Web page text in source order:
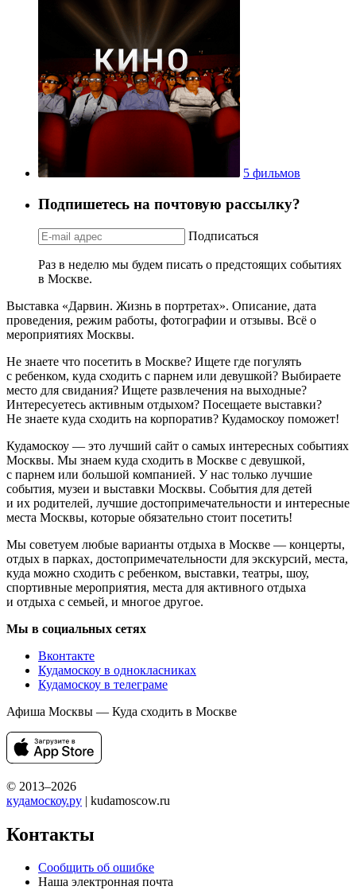
5 фильмов
Подпишетесь на почтовую рассылку?
Подписаться
Раз в неделю мы будем писать о предстоящих событиях
в Москве.
Выставка «Дарвин. Жизнь в портретах». Описание, дата
проведения, режим работы, фотографии и отзывы. Всё о
мероприятиях Москвы.
Не знаете что посетить в Москве? Ищете где погулять
с ребенком, куда сходить с парнем или девушкой? Выбираете
место для свидания? Ищете развлечения на выходные?
Интересуетесь активным отдыхом? Посещаете выставки?
Не знаете куда сходить на корпоратив? Кудамоскоу поможет!
Кудамоскоу — это лучший сайт о самых интересных событиях
Москвы. Мы знаем куда сходить в Москве с девушкой,
с парнем или большой компанией. У нас только лучшие
события, музеи и выставки Москвы. События для детей
и их родителей, лучшие достопримечательности и интересные
места Москвы, которые обязательно стоит посетить!
Мы советуем любые варианты отдыха в Москве — концерты,
отдых в парках, достопримечательности для экскурсий, места,
куда можно сходить с ребенком, выставки, театры, шоу,
спортивные мероприятия, места для активного отдыха
и отдыха с семьей, и многое другое.
Мы в социальных сетях
Вконтакте
Кудамоскоу в однокласниках
Кудамоскоу в телеграме
Афиша Москвы — Куда сходить в Москве
© 2013–2026
кудамоскоу.ру | kudamoscow.ru
Контакты
Сообщить об ошибке
Наша электронная почта